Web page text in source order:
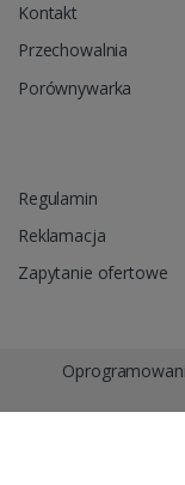
Kontakt
Przechowalnia
Porównywarka
Regulamin
Reklamacja
Zapytanie ofertowe